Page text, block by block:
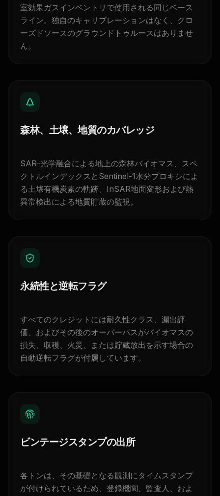
室効果ガスインベントリで使用される同じベース
ライン。独自のキャリブレーションはなく、クロ
ーズドソースのグラウンドトゥルースはありませ
ん。
森林、土壌、地質のカバレッジ
SAR-光学融合による地上の森林バイオマス、スペ
クトルインデックスとSentinel-1水分プロキシによ
る土壌有機炭素の軌跡、InSAR地面変形および熱
異常検出による地質貯蔵の監視。
永続性と逆転フラグ
すべてのクレジットには耐久性クラス、漏出評
価、およびその後のオーバーパスがバイオマスの
損失、収穫、火災、または貯蔵放出を示す場合の
自動逆転フラグが付属しています。
ビンテージスタンプの出所
各トンは、その基礎となる観測にタイムスタンプ
が付けられているため、登録機関、監査人、およ